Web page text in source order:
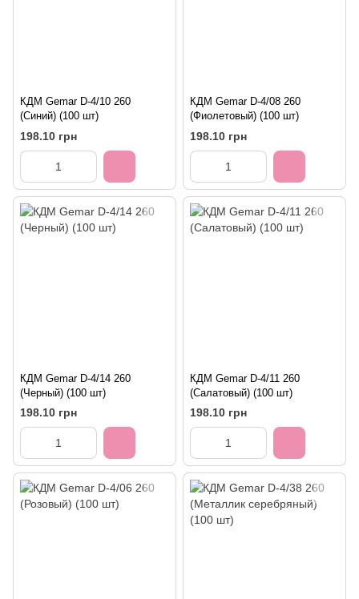
КДМ Gemar D-4/10 260
(Синий) (100 шт)
198.10 грн
КДМ Gemar D-4/08 260
(Фиолетовый) (100 шт)
198.10 грн
КДМ Gemar D-4/14 260
(Черный) (100 шт)
198.10 грн
КДМ Gemar D-4/11 260
(Салатовый) (100 шт)
198.10 грн